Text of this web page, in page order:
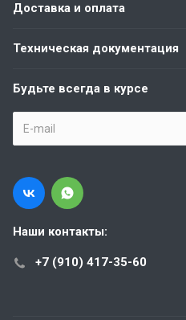
Доставка и оплата
Техническая документация
Будьте всегда в курсе
Наши контакты:
+7 (910) 417-35-60